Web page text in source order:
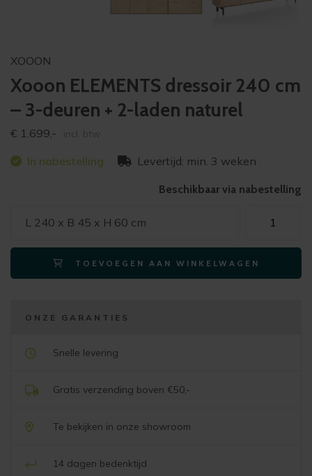
XOOON
Xooon ELEMENTS dressoir 240 cm
– 3-deuren + 2-laden naturel
€ 1.699,-
In nabestelling Levertijd: min. 3 weken
Beschikbaar via nabestelling
L 240 x B 45 x H 60 cm
ELEMENTS
dressoir
240
cm
TOEVOEGEN AAN WINKELWAGEN
ONZE GARANTIES
Snelle levering
Gratis verzending boven €50,-
Te bekijken in onze showroom
14 dagen bedenktijd